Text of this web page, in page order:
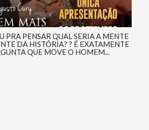
PRA PENSAR QUAL SERIA A MENTE
DA HISTÓRIA? ? É EXATAMENTE
QUE MOVE O HOMEM...